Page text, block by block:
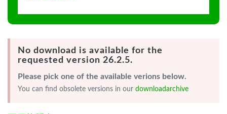
No download is available for the
requested version 26.2.5.
Please pick one of the available verions below.
You can find obsolete versions in our downloadarchive